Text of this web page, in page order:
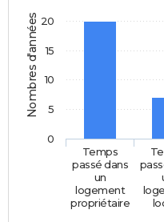
Nombres d'années
Temps
passé dans
un
logement
propriétaire
0
5
10
15
20